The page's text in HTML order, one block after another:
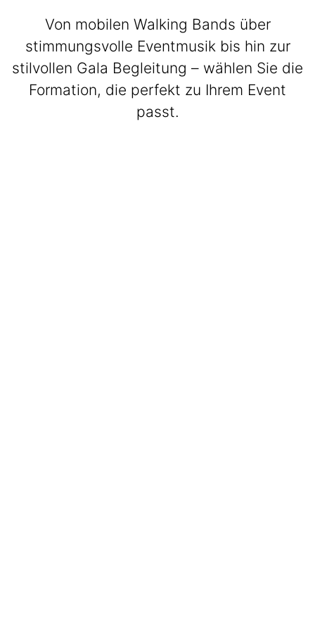
Von mobilen Walking Bands über
stimmungsvolle Eventmusik bis hin zur
stilvollen Gala Begleitung – wählen Sie die
Formation, die perfekt zu Ihrem Event
passt.